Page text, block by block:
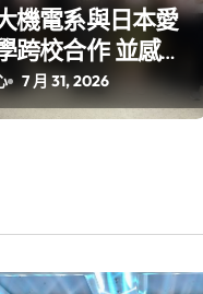
機電系與日本愛
跨校合作 並感謝
絲捐助獎學金
7 月 31, 2026